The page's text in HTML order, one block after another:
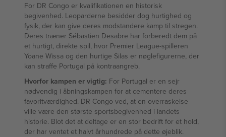
For DR Congo er kvalifikationen en historisk
begivenhed. Leoparderne besidder dog hurtighed og
fysik, der kan give deres modstandere kamp til stregen.
Deres træner Sébastien Desabre har forberedt dem på
et hurtigt, direkte spil, hvor Premier League-spilleren
Yoane Wissa og den hurtige Silas er nøglefigurerne, der
kan straffe Portugal på kontraangreb.
Hvorfor kampen er vigtig: For Portugal er en sejr
nødvendig i åbningskampen for at cementere deres
favoritværdighed. DR Congo ved, at en overraskelse
ville være den største sportsbegivenhed i landets
historie. Blot det at deltage er en stor bedrift for et hold,
der har ventet et halvt århundrede på dette øjeblik.